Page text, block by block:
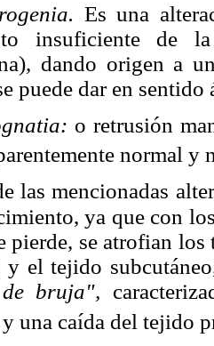
Es una
insuficiente de
dando origen a
puede dar en
o retrusión
normal
las mencionadas
ya que con
pierde, se atrofian
el tejido
bruja",
una caída del tejido